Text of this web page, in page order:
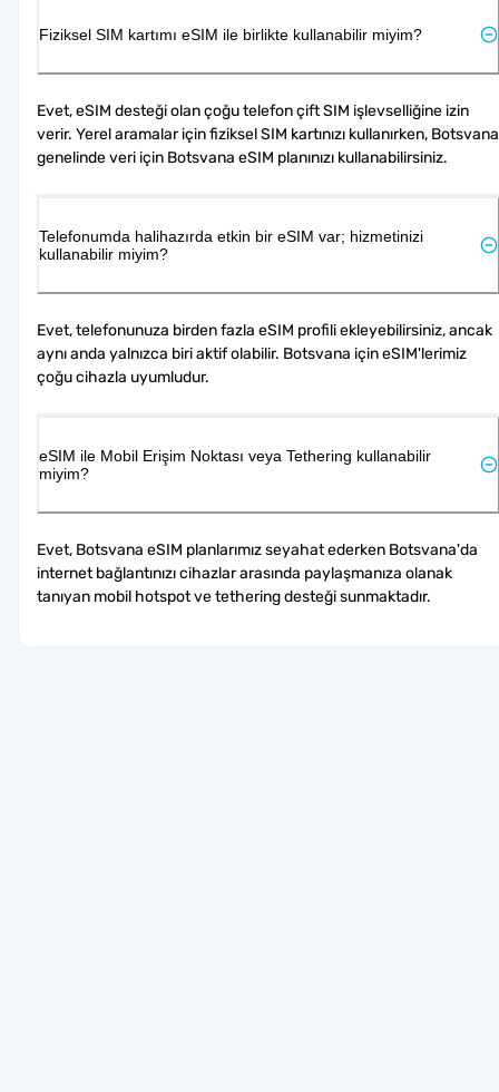
Fiziksel SIM kartımı eSIM ile birlikte kullanabilir miyim?
Evet, eSIM desteği olan çoğu telefon çift SIM işlevselliğine izin
verir. Yerel aramalar için fiziksel SIM kartınızı kullanırken, Botsvana
genelinde veri için Botsvana eSIM planınızı kullanabilirsiniz.
Telefonumda halihazırda etkin bir eSIM var; hizmetinizi
kullanabilir miyim?
Evet, telefonunuza birden fazla eSIM profili ekleyebilirsiniz, ancak
aynı anda yalnızca biri aktif olabilir. Botsvana için eSIM'lerimiz
çoğu cihazla uyumludur.
eSIM ile Mobil Erişim Noktası veya Tethering kullanabilir
miyim?
Evet, Botsvana eSIM planlarımız seyahat ederken Botsvana'da
internet bağlantınızı cihazlar arasında paylaşmanıza olanak
tanıyan mobil hotspot ve tethering desteği sunmaktadır.